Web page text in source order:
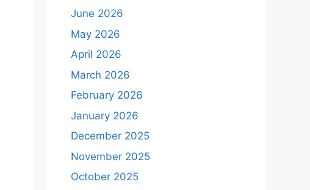
June 2026
May 2026
April 2026
March 2026
February 2026
January 2026
December 2025
November 2025
October 2025